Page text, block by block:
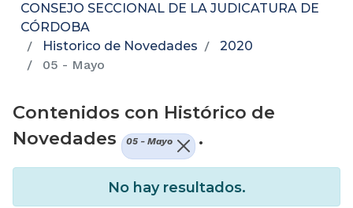
CONSEJO SECCIONAL DE LA JUDICATURA DE
CÓRDOBA
Historico de Novedades
2020
05 - Mayo
Contenidos con Histórico de
Novedades
05 - Mayo .
No hay resultados.